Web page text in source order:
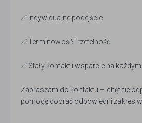
✅ Indywidualne podejście
✅ Terminowość i rzetelność
✅ Stały kontakt i wsparcie na
Zapraszam do kontaktu – chętnie
pomogę dobrać odpowiedni zakres